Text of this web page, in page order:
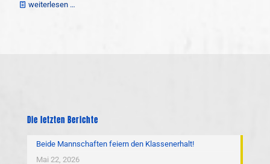
weiterlesen …
Die letzten Berichte
Beide Mannschaften feiern den Klassenerhalt!
Mai 22, 2026